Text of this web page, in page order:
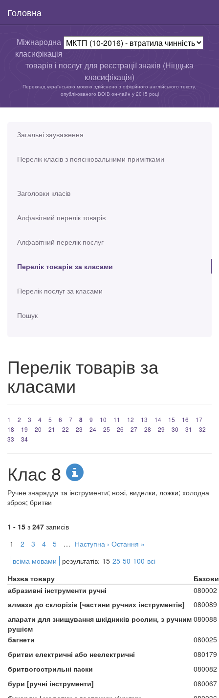
Головна
Міжнародна
класифікація
товарів і послуг для реєстрації знаків (Ніццька
класифікація)
Переклад українською мовою здійснено з офіційного англійського тексту,
опублікованого ВОІВ он-лайн у 2015 році
Загальні зауваження
Перелік класів з пояснювальними примітками
Заголовки класів
Алфавітний перелік товарів
Алфавітний перелік послуг
Перелік товарів за класами
Перелік послуг за класами
Пошук
Перелік товарів за
класами
1 2 3 4 5 6 7 8 9 10 11 12 13 14 15 16
17
18
19 20 21 22 23 24 25 26 27 28 29 30 31
32
33
34
Клас 8
Ручне знаряддя та інструменти; ножі, виделки, ложки; холодна
зброя; бритви
1 - 15 з 247 записів
1
2 3 4 5 … Наступна › Остання »
всіма мовами
результатів: 15 25 50 100 всі
Назва товару
абразивні інструменти ручні
080002
алмази до склорізів [частини ручних інструментів]
080089
апарати для знищування шкідників рослин, з ручним
рушієм
080088
багнети
080025
бритви електричні або неелектричні
080179
бритвогострильні паски
080082
бури [ручні інструменти]
080067